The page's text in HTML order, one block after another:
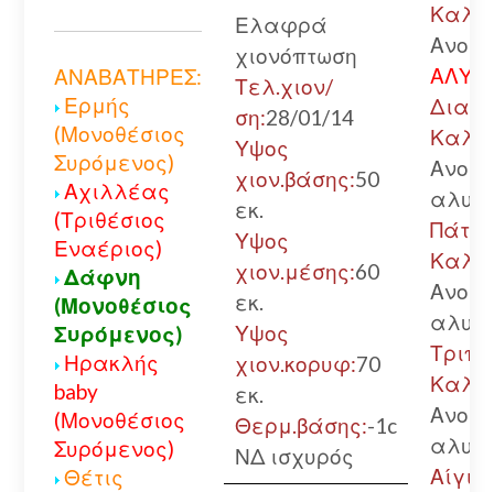
ΑΝΑΒΑΤΗΡΕΣ:
Ερμής
(Μονοθέσιος
Συρόμενος)
Αχιλλέας
(Τριθέσιος
Εναέριος)
Δάφνη
(Μονοθέσιος
Συρόμενος)
Ηρακλής
baby
(Μονοθέσιος
Συρόμενος)
Θέτις
Ελαφρά
χιονόπτωση
Τελ.χιον/
ση:28/01/14
Υψος
χιον.βάσης:50
εκ.
Υψος
χιον.μέσης:60
εκ.
Υψος
χιον.κορυφ:70
εκ.
Θερμ.βάσης:-1c
ΝΔ ισχυρός